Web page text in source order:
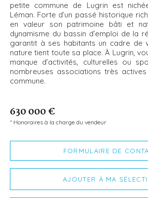
petite commune de Lugrin est
Léman. Forte d’un passé historique
en valeur son patrimoine bâti et
dynamisme du bassin d’emploi de la
garantit à ses habitants un cadre de
nature tient toute sa place. À Lugrin,
manque d’activités, culturelles ou
nombreuses associations très
commune.
630 000 €
* Honoraires à la charge du vendeur
FORMULAIRE DE
AJOUTER À MA